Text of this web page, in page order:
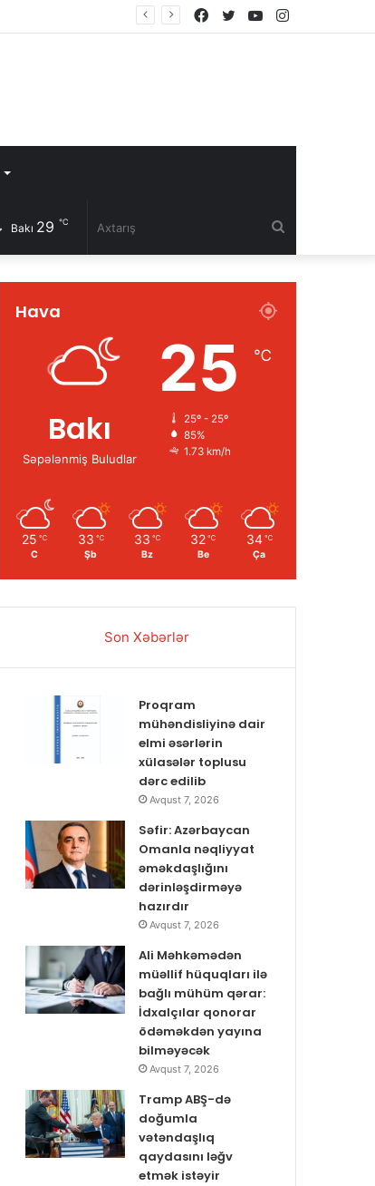
YouTube
Twitter
Facebook
Bakı 29 ℃
Hava
Bakı
Səpələnmiş Buludlar
25 ℃
25º - 25º
85%
1.73 km/h
25 ℃
C
33 ℃
Şb
33 ℃
Bz
32 ℃
Be
34 ℃
Ça
Son Xəbərlər
Proqram
mühəndisliyinə dair
elmi əsərlərin
xülasələr toplusu
dərc edilib
Avqust 7, 2026
Səfir: Azərbaycan
Omanla nəqliyyat
əməkdaşlığını
dərinləşdirməyə
hazırdır
Avqust 7, 2026
Ali Məhkəmədən
müəllif hüquqları ilə
bağlı mühüm qərar:
İdxalçılar qonorar
ödəməkdən yayına
bilməyəcək
Avqust 7, 2026
Tramp ABŞ-də
doğumla
vətəndaşlıq
qaydasını ləğv
etmək istəyir